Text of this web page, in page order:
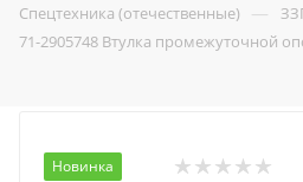
Спецтехника (отечественные) —
71-2905748 Втулка промежуточной
Новинка